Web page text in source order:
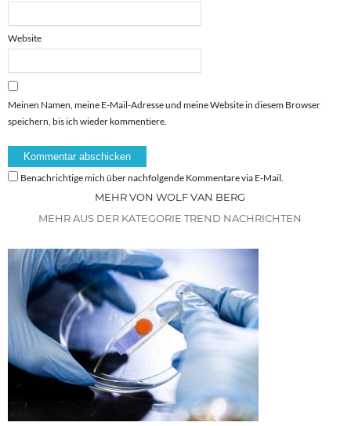
Website
Meinen Namen, meine E-Mail-Adresse und meine Website in diesem Browser
speichern, bis ich wieder kommentiere.
Benachrichtige mich über nachfolgende Kommentare via E-Mail.
MEHR VON WOLF VAN BERG
MEHR AUS DER KATEGORIE TREND NACHRICHTEN